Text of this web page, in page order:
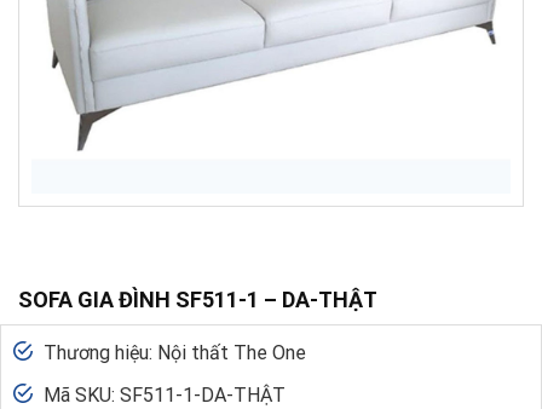
SOFA GIA ĐÌNH SF511-1 – DA-THẬT
Thương hiệu: Nội thất The One
Mã SKU: SF511-1-DA-THẬT